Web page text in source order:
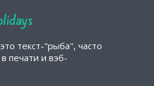
текст-"рыба", часто
печати и вэб-